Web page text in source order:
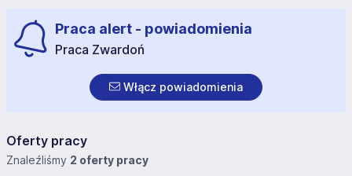
Praca alert - powiadomienia
Praca Zwardoń
Włącz powiadomienia
Oferty pracy
Znaleźliśmy 2 oferty pracy